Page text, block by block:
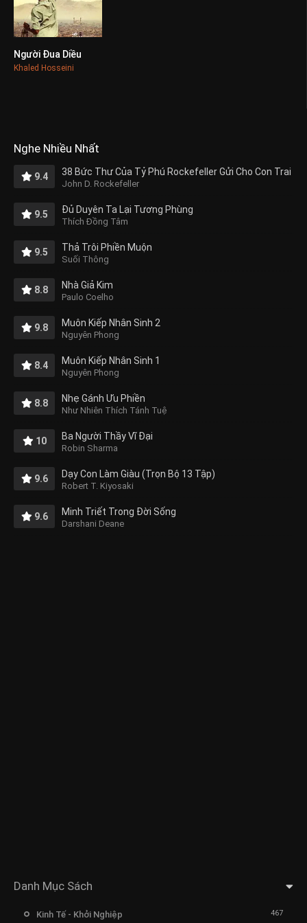
Người Đua Diều
Khaled Hosseini
Nghe Nhiều Nhất
9.4 38 Bức Thư Của Tỷ Phú Rockefeller Gửi Cho Con Trai
John D. Rockefeller
9.5 Đủ Duyên Ta Lại Tương Phùng
Thích Đồng Tâm
9.5 Thả Trôi Phiền Muộn
Suối Thông
8.8 Nhà Giả Kim
Paulo Coelho
9.8 Muôn Kiếp Nhân Sinh 2
Nguyên Phong
8.4 Muôn Kiếp Nhân Sinh 1
Nguyên Phong
8.8 Nhẹ Gánh Ưu Phiền
Như Nhiên Thích Tánh Tuệ
10 Ba Người Thầy Vĩ Đại
Robin Sharma
9.6 Dạy Con Làm Giàu (Trọn Bộ 13 Tập)
Robert T. Kiyosaki
9.6 Minh Triết Trong Đời Sống
Darshani Deane
Danh Mục Sách
Kinh Tế - Khởi Nghiệp 467